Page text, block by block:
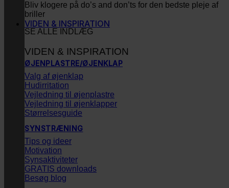
Bliv klogere på do’s and don’ts for den bedste pleje af
briller
SE ALLE INDLÆG
VIDEN & INSPIRATION
VIDEN & INSPIRATION
ØJENPLASTRE/ØJENKLAP
Valg af øjenklap
Hudirritation
Vejledning til øjenplastre
Vejledning til øjenklapper
Størrelsesguide
SYNSTRÆNING
Tips og ideer
Motivation
Synsaktiviteter
GRATIS downloads
Besøg blog